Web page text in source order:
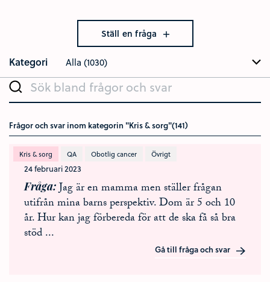
Ställ en fråga
Kategori
Alla (1030)
Sök bland frågor och svar
Frågor och svar inom kategorin "Kris & sorg"(141)
QA
Kris & sorg Obotlig cancer Övrigt
24 februari 2023
Fråga Jag är en mamma men ställer frågan
utifrån mina barns perspektiv. Dom är 5 och 10
år. Hur kan jag förbereda för att de ska få så bra
stöd...
Gå till fråga och svar